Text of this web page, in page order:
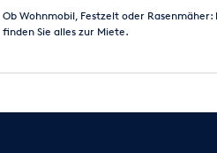
Ob Wohnmobil, Festzelt oder Rasenmäher:
finden Sie alles zur Miete.